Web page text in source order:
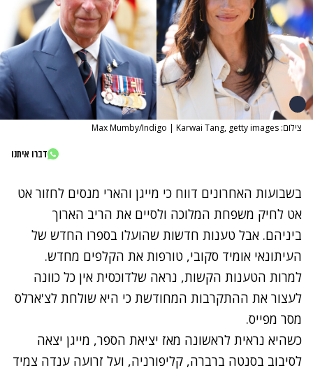
צילום: Max Mumby/Indigo | Karwai Tang, getty images
דברו איתנו
בשבועות האחרונים דווח כי מייגן והארי מנסים לחזור אט
אט לחיק משפחת המלוכה ולסיים את הריב הארוך
ביניהם. אבל טענות חדשות שהועלו בספרו החדש של
העיתונאי אומיד סקובי, טורפות את הקלפים מחדש.
למרות הטענות הקשות, נראה שלדוכסית אין כל כוונה
לעצור את ההתקרבות המחודשת כי היא שולחת לצ'ארלס
מסר מפייס.
כשהיא נראית לראשונה מאז יציאת הספר, מייגן יצאה
לסיבוב בסנטה ברברה, קליפורניה, ועל זרועה ענדה צמיד